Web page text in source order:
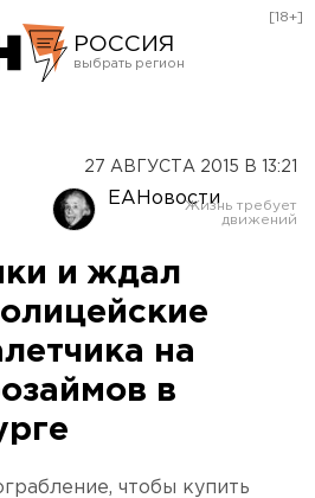
РОССИЯ
Оренбург
[18+]
27 АВГУСТА 2015 В 13:21
ЕАНовости
и ждал
на
в
чтобы купить